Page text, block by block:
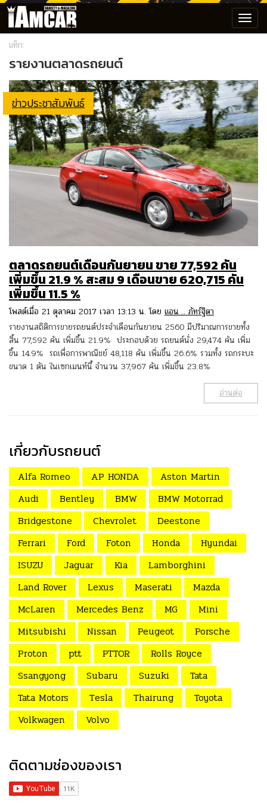
แท็ก:
รายงานตลาดรถยนต์
ข่าวประชาสัมพันธ์
ตลาดรถยนต์เดือนกันยายน ขาย 77,592 คัน
เพิ่มขึ้น 21.9 % สะสม 9 เดือนขาย 620,715 คัน
เพิ่มขึ้น 11.5 %
โพสต์เมื่อ 21 ตุลาคม 2017 เวลา 13:13 น. โดย แอน .. ภัทร์ฐิตา
รายงานสถิติการขายรถยนต์ประจำเดือนกันยายน 2560 มีปริมาณการขายทั้ง
สิ้น 77,592 คัน เพิ่มขึ้น 21.9% ประกอบด้วย รถยนต์นั่ง 29,474 คัน เพิ่ม
ขึ้น 14.9% รถเพื่อการพาณิชย์ 48,118 คัน เพิ่มขึ้น 26.6% รวมทั้ง รถกระบะ
ขนาด 1 ตัน ในเซกเมนท์นี้ จำนวน 37,967 คัน เพิ่มขึ้น 23.8%
อ่านต่อ
เกี่ยวกับรถยนต์
Alfa Romeo AP HONDA
Aston Martin
Audi
Bentley BMW
BMW Motorrad
Bridgestone
Chevrolet
Deestone
Ferrari
Ford Foton Honda
Hyundai
ISUZU
Jaguar Kia
Lamborghini
Land Rover
Lexus Maserati
Mazda
McLaren
Mercedes Benz MG
Mini
Mitsubishi
Nissan Peugeot
Porsche
Proton
ptt PTTOR
Rolls Royce
Ssangyong
Subaru Suzuki
Tata
Tata Motors
Tesla Thairung
Toyota
Volkwagen
Volvo
ติดตามช่องของเรา